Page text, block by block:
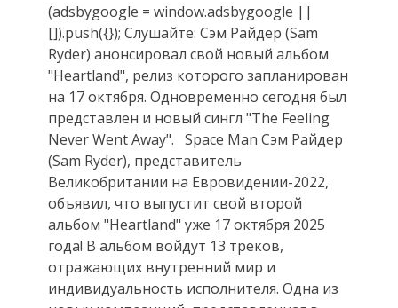
(adsbygoogle = window.adsbygoogle ||
[]).push({}); Слушайте: Сэм Райдер (Sam
Ryder) анонсировал свой новый альбом
"Heartland", релиз которого запланирован
на 17 октября. Одновременно сегодня был
представлен и новый сингл "The Feeling
Never Went Away". Space Man Сэм Райдер
(Sam Ryder), представитель
Великобритании на Евровидении-2022,
объявил, что выпустит свой второй
альбом "Heartland" уже 17 октября 2025
года! В альбом войдут 13 треков,
отражающих внутренний мир и
индивидуальность исполнителя. Одна из